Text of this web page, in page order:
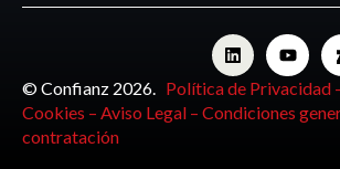
© Confianz 2026. Política de Privacidad
Cookies – Aviso Legal – Condiciones
contratación